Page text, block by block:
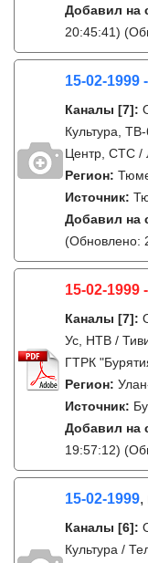
Добавил на
20:45:41)
15-02-1999
Каналы [7]:
Культура,
Центр, СТС /
Регион:
Источник:
Добавил на
(Обновлено:
15-02-1999
Каналы [7]:
Ус, НТВ /
ГТРК
Регион:
Источник:
Добавил на
19:57:12)
15-02-1999,
Каналы [6]:
Культура /